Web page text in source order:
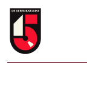
Overslaan
naar